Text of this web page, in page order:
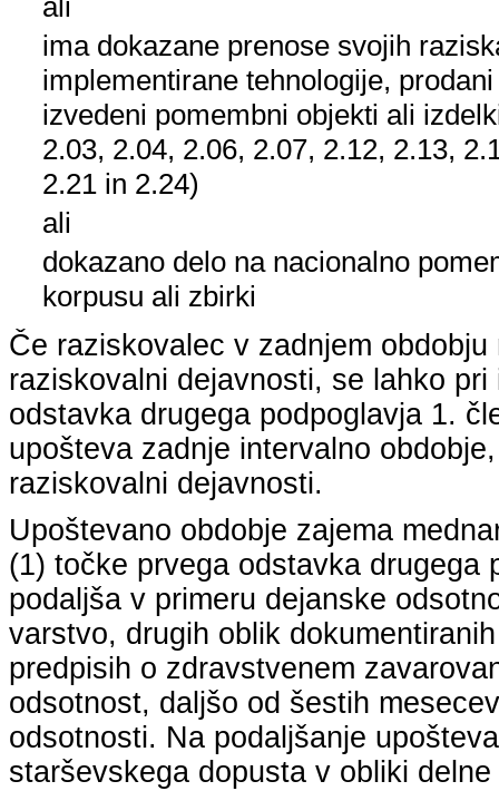
ali
ima dokazane prenose svojih
implementirane tehnologije,
izvedeni pomembni objekti ali
2.03, 2.04, 2.06, 2.07, 2.12, 2.13,
2.21 in 2.24)
ali
dokazano delo na nacionalno
korpusu ali zbirki
Če raziskovalec v zadnjem
raziskovalni dejavnosti, se lahko
odstavka drugega podpoglavja 1.
upošteva zadnje intervalno
raziskovalni dejavnosti.
Upoštevano obdobje zajema
(1) točke prvega odstavka drugega
podaljša v primeru dejanske
varstvo, drugih oblik
predpisih o zdravstvenem
odsotnost, daljšo od šestih
odsotnosti. Na podaljšanje
starševskega dopusta v obliki